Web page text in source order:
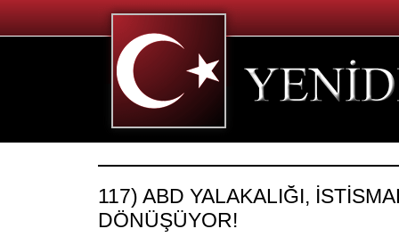
117) ABD YALAKALIĞI,
DÖNÜŞÜYOR!